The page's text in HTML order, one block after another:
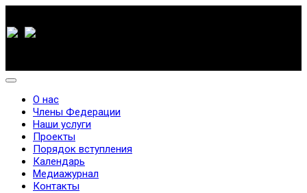
О нас
Члены Федерации
Наши услуги
Проекты
Порядок вступления
Календарь
Медиажурнал
Контакты